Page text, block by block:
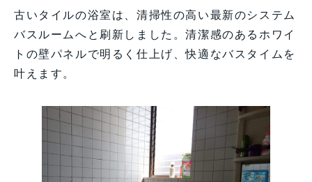
古いタイルの浴室は、清掃性の高い最新のシステム
バスルームへと刷新しました。清潔感のあるホワイ
トの壁パネルで明るく仕上げ、快適なバスタイムを
叶えます。